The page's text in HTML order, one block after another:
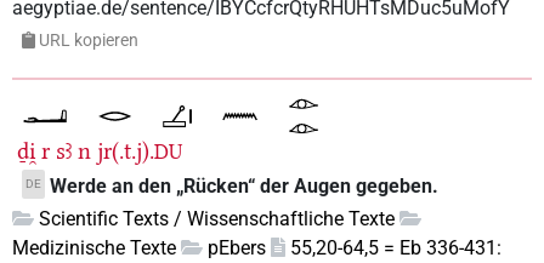
aegyptiae.de/sentence/IBYCcfcrQtyRHUHTsMDuc5uMofY
URL kopieren
ḏi̯ r sꜣ n jr(.t.j).DU
DE Werde an den „Rücken“ der Augen gegeben.
Scientific Texts / Wissenschaftliche Texte
Medizinische Texte
pEbers
55,20-64,5 = Eb 336-431: